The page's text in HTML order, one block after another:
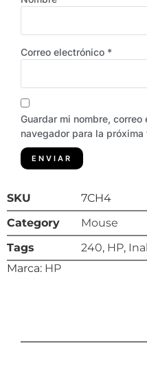
Correo electrónico *
Guardar mi nombre,
navegador para la
SKU
7CH4
Category
Mouse
Tags
240, HP,
Marca: HP